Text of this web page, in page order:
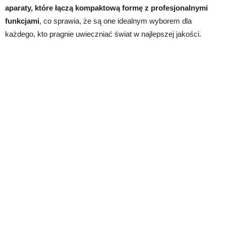
aparaty, które łączą kompaktową formę z profesjonalnymi
funkcjami, co sprawia, że są one idealnym wyborem dla
każdego, kto pragnie uwieczniać świat w najlepszej jakości.